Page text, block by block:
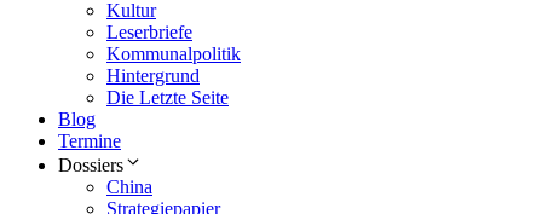
Kultur
Leserbriefe
Kommunalpolitik
Hintergrund
Die Letzte Seite
Blog
Termine
Dossiers
China
Strategiepapier